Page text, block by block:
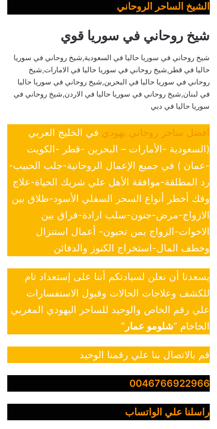
الشيخ الساحر الروحاني
شيخ روحاني في سوريا قوي
شيخ روحاني في سوريا حاليا في السعودية,شيخ روحاني في سوريا
حاليا في قطر,شيخ روحاني في سوريا حاليا في الامارات,شيخ
روحاني في سوريا حاليا في البحرين,شيخ روحاني في سوريا حاليا
في لبنان,شيخ روحاني في سوريا حاليا في الاردن,شيخ روحاني في
سوريا حاليا في دبي
افضل ساحر روحاني يهودي في الخليج العربي
(السعودية -الأمارات – البحرين -قطر -الكويت
-عمان ) في جميع الإعمال الروحانية-جلب الحبيب-
رد المطلقة-موافقة الأهل علي شريك الحياة-علاج
وفك أخطر أنواع السحر السفلي الأسود-طلاق بين
الازواج-مرض-جنون-سلب ارادة-فراق بين
الاخوات-الزواج بمن تحبون- أعمال استنزال
وخطف المال-استخراج الكنوز والدفائن
يسعدنا أن نعلن لسيادتكم أننا على إستعداد تام
للكشف وعلاجات الحالات وقبول الاستفسارات
علي رقم الخاص والوحيد للساحر اليهودي المغربي
الحاخام “شلومو عمار ”
قم بالاتصال بنا علي رقمنا الوحيد
0046766922966
راسلنا علي الواتساب